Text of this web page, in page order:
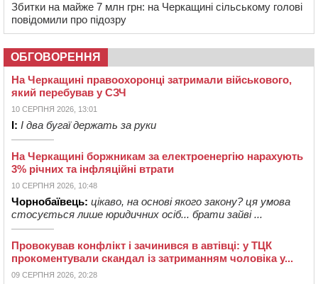
Збитки на майже 7 млн грн: на Черкащині сільському голові
повідомили про підозру
ОБГОВОРЕННЯ
На Черкащині правоохоронці затримали військового,
який перебував у СЗЧ
10 СЕРПНЯ 2026, 13:01
І: І два бугаї держать за руки
На Черкащині боржникам за електроенергію нарахують
3% річних та інфляційні втрати
10 СЕРПНЯ 2026, 10:48
Чорнобаївець: цікаво, на основі якого закону? ця умова
стосується лише юридичних осіб... брати зайві ...
Провокував конфлікт і зачинився в автівці: у ТЦК
прокоментували скандал із затриманням чоловіка у...
09 СЕРПНЯ 2026, 20:28